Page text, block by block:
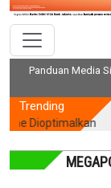
Panduan Media
Trending